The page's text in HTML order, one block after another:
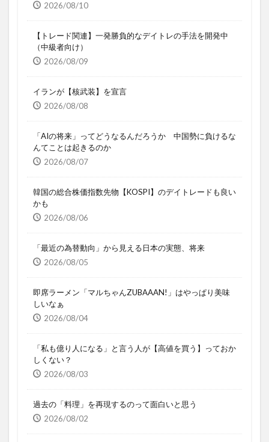
2026/08/10
【トレード関連】一発勝負的なデイトレの手法を開発中
（中級者向け）
2026/08/09
イランが【核武装】を宣言
2026/08/08
「AIの将来」ってどうなるんだろうか 中国勢に負けるな
んてことは起きるのか
2026/08/07
韓国の総合株価指数先物【KOSPI】のデイトレードも良い
かも
2026/08/06
「最近の為替動向」から見える日本の実態、将来
2026/08/05
即席ラーメン「マルちゃんZUBAAAN!」はやっぱり美味
しいなぁ
2026/08/04
「私も億り人になる」と言う人が【高値を買う】っておか
しくない？
2026/08/03
過去の「料理」を再現するのって面白いと思う
2026/08/02